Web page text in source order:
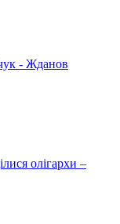
- Жданов
олігархи –